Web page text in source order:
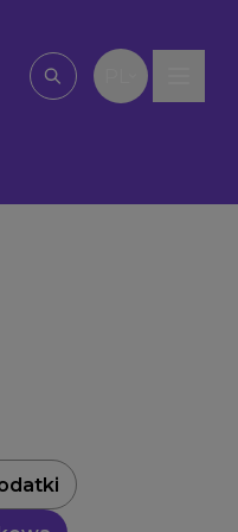
Wpisz, czego